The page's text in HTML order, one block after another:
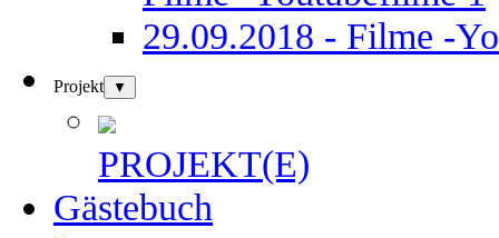
29.09.2018 - Filme -
Projekt ▼
PROJEKT(E)
Gästebuch